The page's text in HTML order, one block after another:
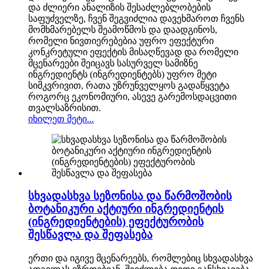
და ძლიერი ანალიზის შესაძლებლობების
საფუძველზე, ჩვენ შეგვიძლია დავეხმაროთ ჩვენს
მომხმარებელს შეამოწმოს და დაადგინოს,
რომელი ნივთიერებებია უფრო ეფექტური
კონკრეტული ეფექტის მისაღწევად და რომელი
მცენარეები შეიცავს სასურველ სამიზნე
ინგრედიენტს (ინგრედიენტებს) უფრო მეტი
სიმკვრივით, რათა უზრუნველყოს გადაწყვეტა
როგორც ეკონომიური, ასევე გარემოსდაცვითი
თვალსაზრისით.
იხილეთ მეტი...
სხვადასხვა სეზონისა და წარმოშობის
ბოტანიკური აქტიური ინგრედიენტის
(ინგრედიენტების) ეფექტურობის
შესწავლა და შეფასება
ერთი და იგივე მცენარეებს, რომლებიც სხვადასხვა